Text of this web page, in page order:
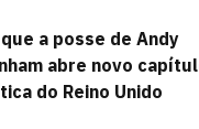
a posse de Andy
abre novo
do Reino Unido